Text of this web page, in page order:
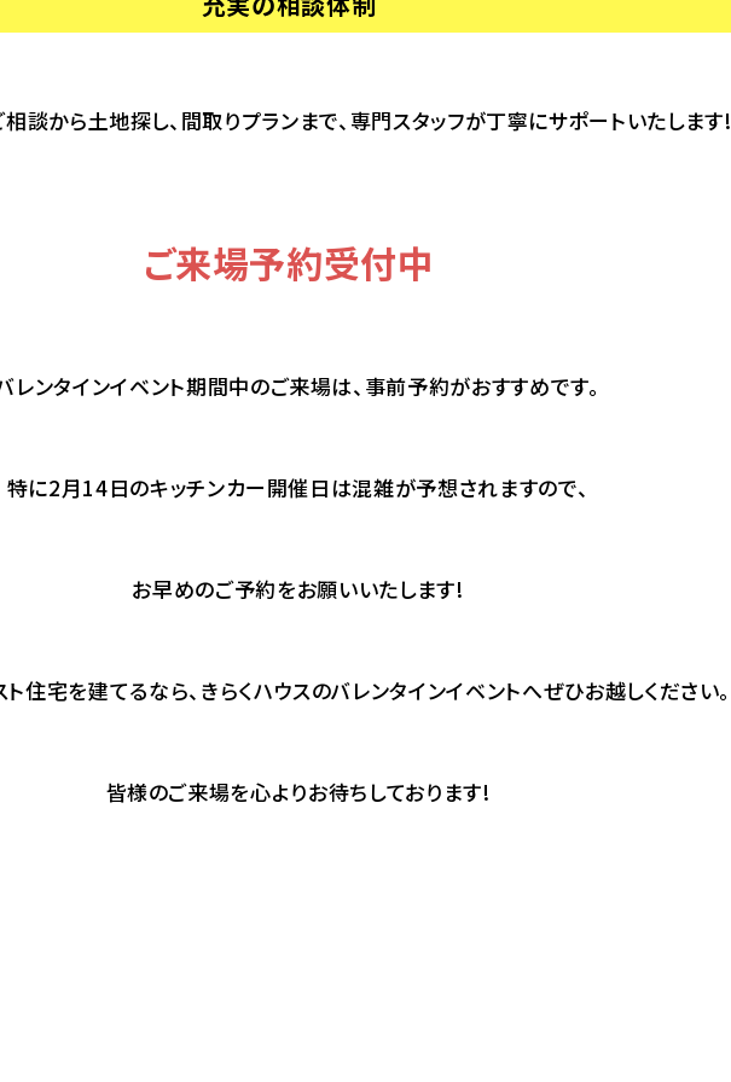
談から土地探し、間取りプランまで、専門スタッフが丁寧にサポートいたします!
ご来場予約受付中
レンタインイベント期間中のご来場は、事前予約がおすすめです。
特に2月14日のキッチンカー開催日は混雑が予想されますので、
お早めのご予約をお願いいたします!
住宅を建てるなら、きらくハウスのバレンタインイベントへぜひお越しください。
皆様のご来場を心よりお待ちしております!